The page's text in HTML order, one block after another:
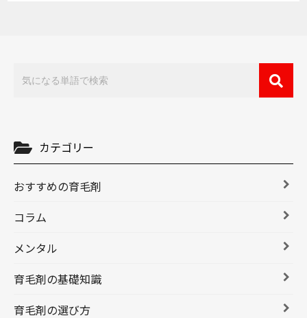
カテゴリー
おすすめの育毛剤
コラム
メンタル
育毛剤の基礎知識
育毛剤の選び方